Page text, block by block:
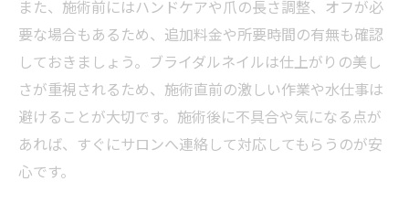
また、施術前にはハンドケアや爪の長さ調整、オフが必
要な場合もあるため、追加料金や所要時間の有無も確認
しておきましょう。ブライダルネイルは仕上がりの美し
さが重視されるため、施術直前の激しい作業や水仕事は
避けることが大切です。施術後に不具合や気になる点が
あれば、すぐにサロンへ連絡して対応してもらうのが安
心です。